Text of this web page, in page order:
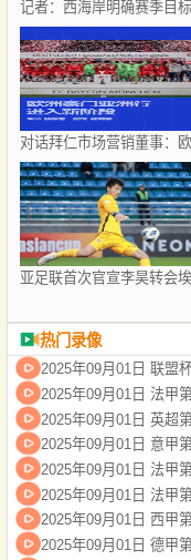
热门录像
2025年09月01日 联盟
2025年09月01日 法甲
2025年09月01日 英超
2025年09月01日 意甲
2025年09月01日 法甲
2025年09月01日 法甲
2025年09月01日 西甲
2025年09月01日 德甲